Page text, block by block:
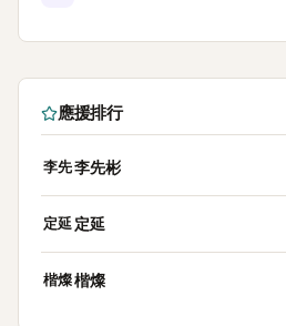
應援排行
李先李先彬
定延 定延
楷燦楷燦